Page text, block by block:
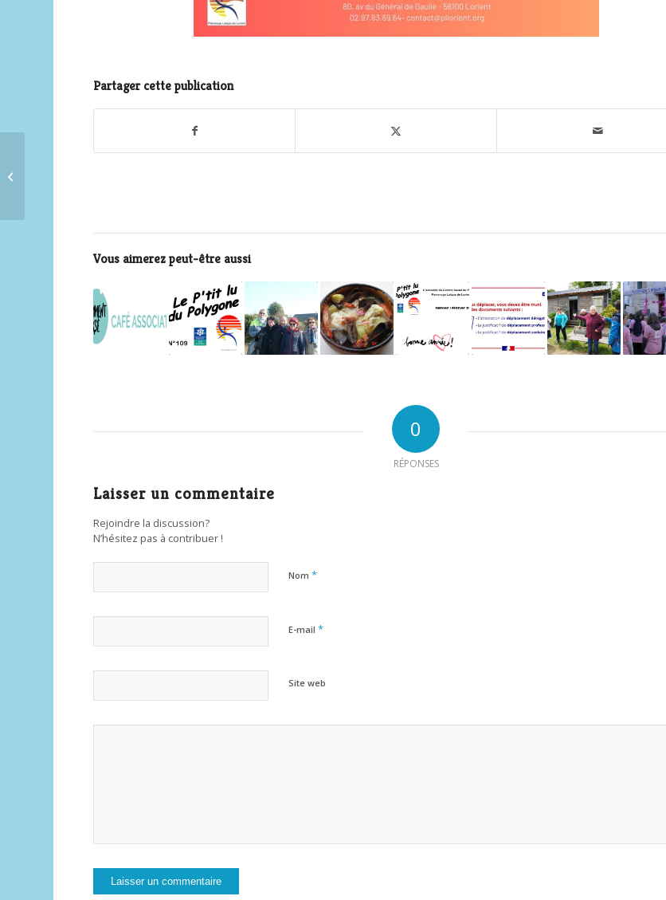
Partager cette publication
Vous aimerez peut-être aussi
0
RÉPONSES
Laisser un commentaire
Rejoindre la discussion?
N’hésitez pas à contribuer !
Nom*
E-mail*
Site web